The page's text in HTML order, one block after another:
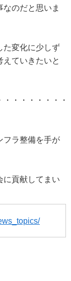
のだと思いま
た変化に少しず
ていきたいと
・・・・・・・・
フラ整備を手が
に貢献してまい